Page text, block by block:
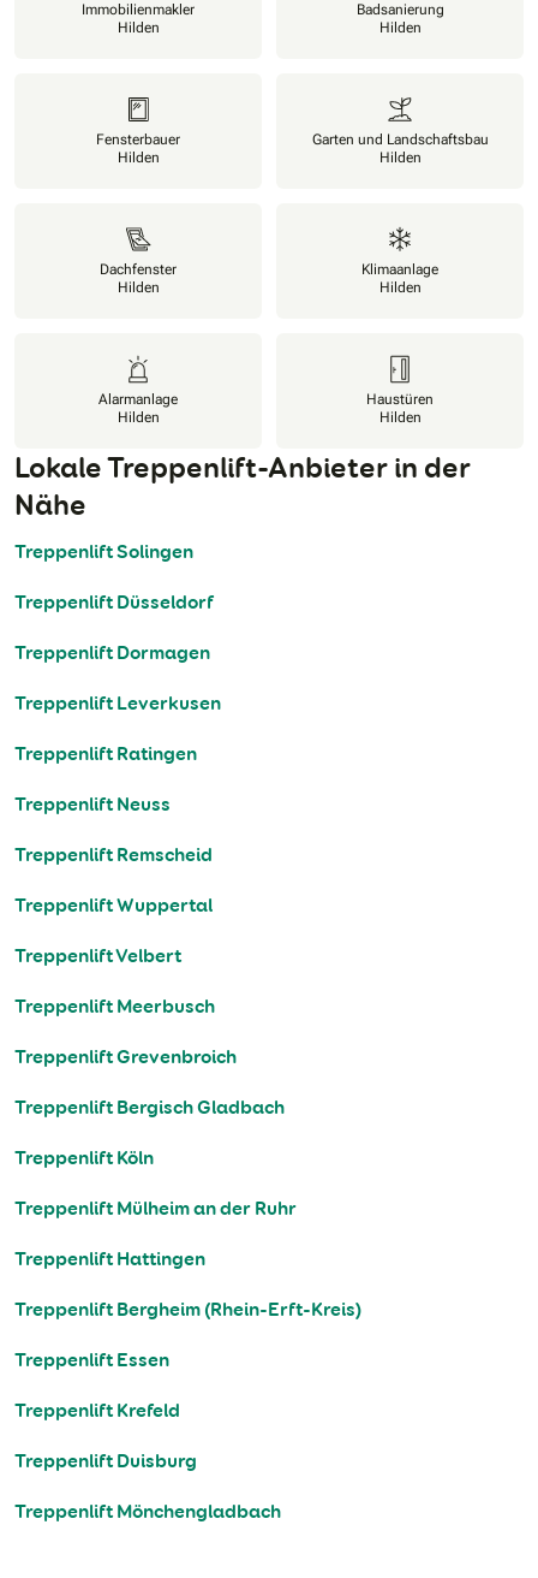
Immobilienmakler
Hilden
Badsanierung
Hilden
Fensterbauer
Hilden
Garten und Landschaftsbau
Hilden
Dachfenster
Hilden
Klimaanlage
Hilden
Alarmanlage
Hilden
Haustüren
Hilden
Lokale Treppenlift-Anbieter in der
Nähe
Treppenlift Solingen
Treppenlift Düsseldorf
Treppenlift Dormagen
Treppenlift Leverkusen
Treppenlift Ratingen
Treppenlift Neuss
Treppenlift Remscheid
Treppenlift Wuppertal
Treppenlift Velbert
Treppenlift Meerbusch
Treppenlift Grevenbroich
Treppenlift Bergisch Gladbach
Treppenlift Köln
Treppenlift Mülheim an der Ruhr
Treppenlift Hattingen
Treppenlift Bergheim (Rhein-Erft-Kreis)
Treppenlift Essen
Treppenlift Krefeld
Treppenlift Duisburg
Treppenlift Mönchengladbach